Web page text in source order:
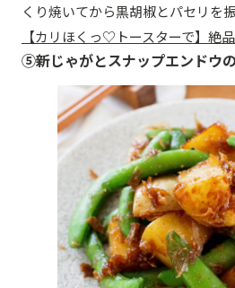
くり焼いてから黒胡椒とパセリを
【カリほくっ♡トースターで】絶
⑤新じゃがとスナップエンドウ